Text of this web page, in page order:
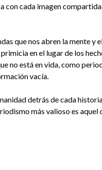
con cada imagen
que nos abren la mente y
en el lugar de los
no está en vida, como
vacía.
detrás de cada
más valioso es aquel